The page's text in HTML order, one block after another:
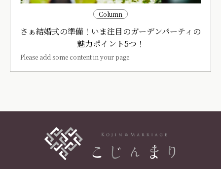
Column
さぁ結婚式の準備！いま注目のガーデンパーティの
魅力ポイント5つ！
Please add some content in your page.